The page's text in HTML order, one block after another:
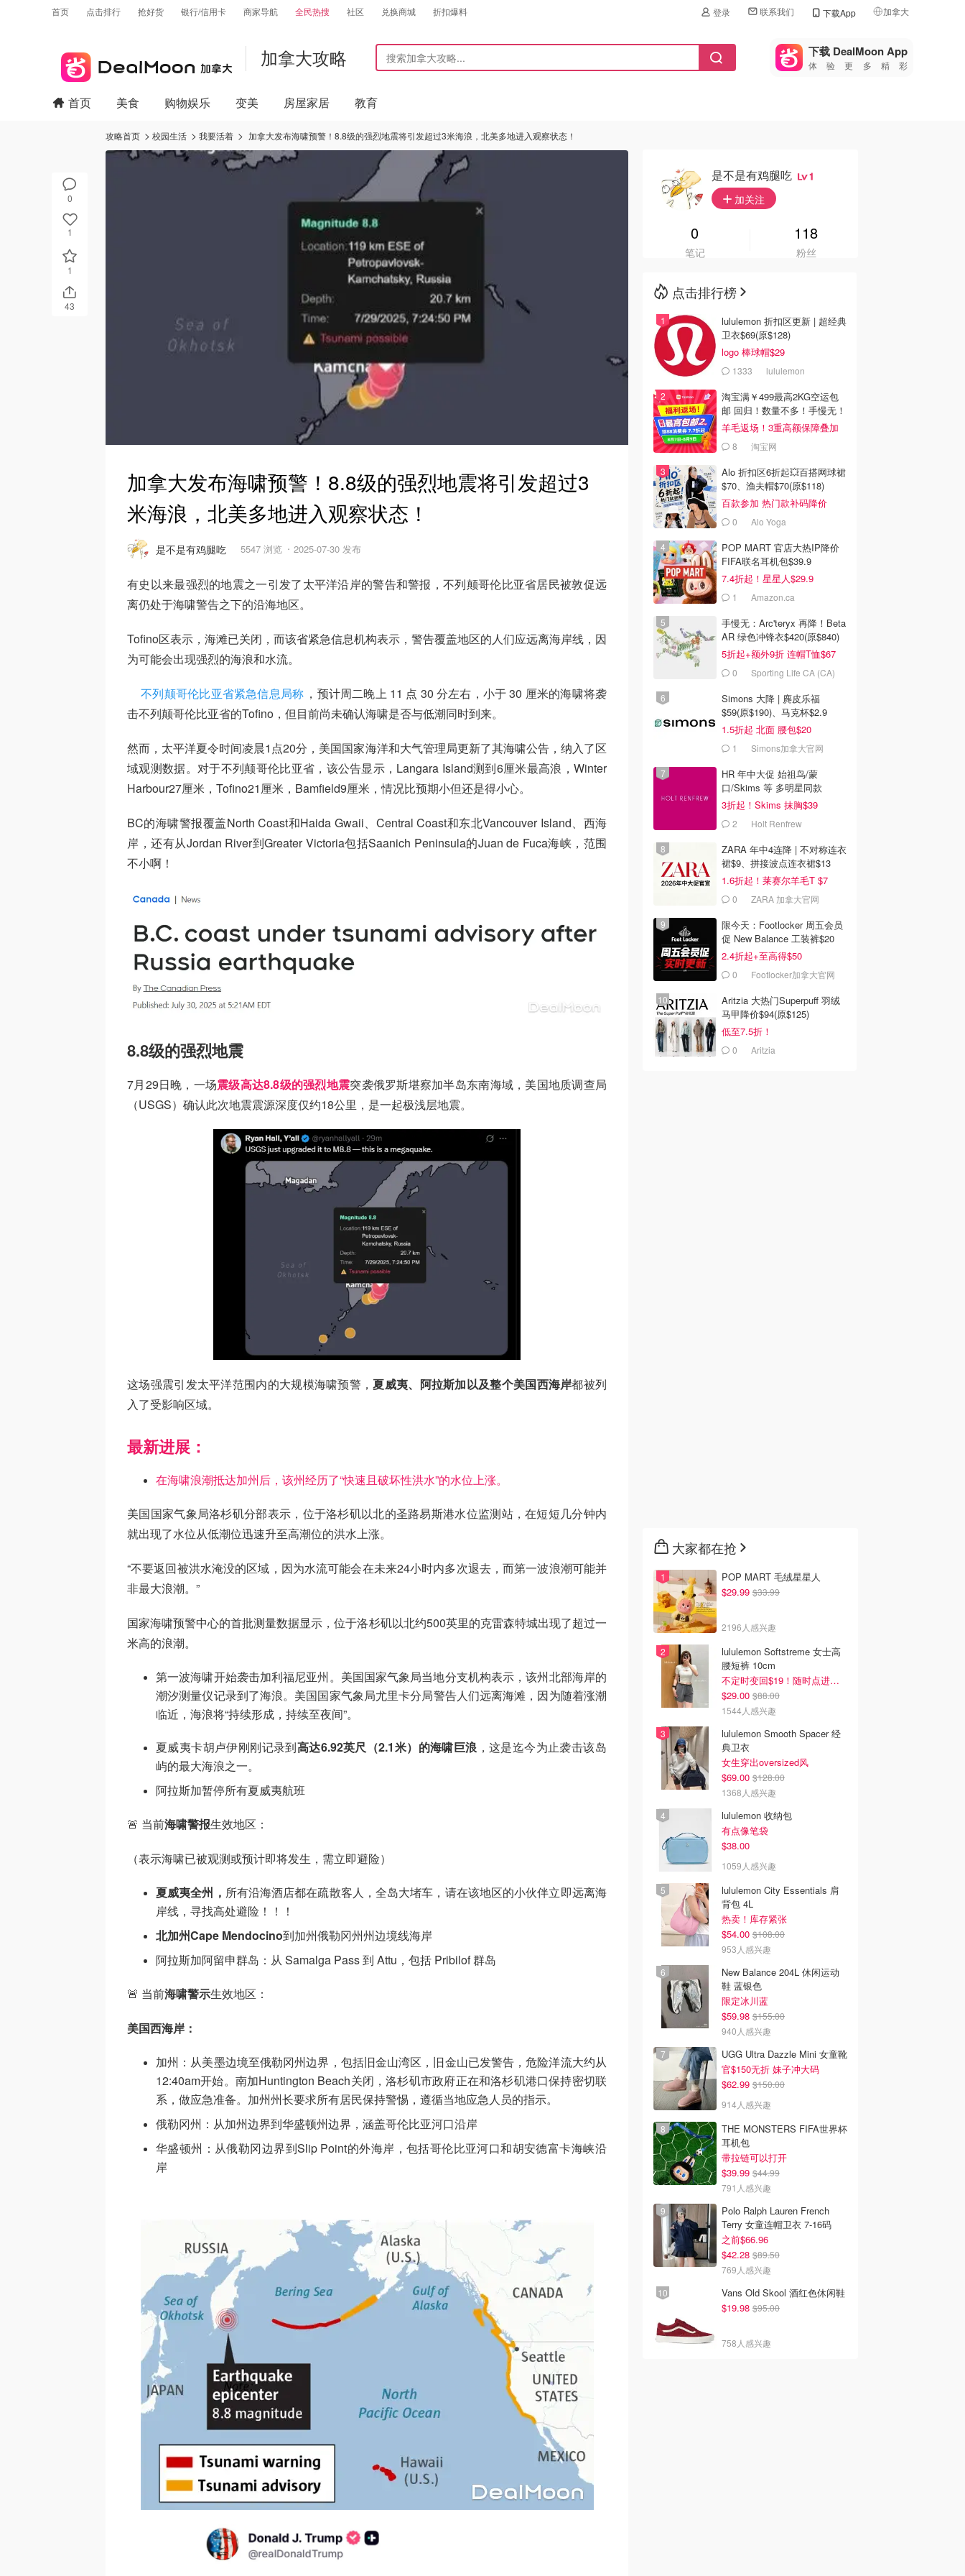
首页 点击排行 抢好货 银行/信用卡 商家导航 全民热搜 社区 兑换商城 折扣爆料 登录 联系我们 下载App 加拿大
🇺🇸
美国
🇨🇳中国
🇩🇪
🇮🇹
🇦🇺
加拿大攻略 下载 DealMoon App
体验更多精彩
0
1
1
43
首页 美食 购物娱乐 变美 房屋家居 教育
攻略首页 校园生活 我要活着 加拿大发布海啸预警！8.8级的强烈地震将引发超过3米海浪，北美多地进入观察状态！
加拿大发布海啸预警！8.8级的强烈地震将引发超过3
米海浪，北美多地进入观察状态！
是不是有鸡腿吃 5547 浏览 2025-07-30 发布
有史以来最强烈的地震之一引发了太平洋沿岸的警告和警报，不列颠哥伦比亚省居民被敦促远
离仍处于海啸警告之下的沿海地区。
Tofino区表示，海滩已关闭，而该省紧急信息机构表示，警告覆盖地区的人们应远离海岸线，因
为可能会出现强烈的海浪和水流。
不列颠哥伦比亚省紧急信息局称 ，预计周二晚上 11 点 30 分左右，小于 30 厘米的海啸将袭
击不列颠哥伦比亚省的Tofino，但目前尚未确认海啸是否与低潮同时到来。
然而，太平洋夏令时间凌晨1点20分，美国国家海洋和大气管理局更新了其海啸公告，纳入了区
域观测数据。对于不列颠哥伦比亚省，该公告显示，Langara Island测到6厘米最高浪，Winter
Harbour27厘米，Tofino21厘米，Bamfield9厘米，情况比预期小但还是得小心。
BC的海啸警报覆盖North Coast和Haida Gwaii、Central Coast和东北Vancouver Island、西海
岸，还有从Jordan River到Greater Victoria包括Saanich Peninsula的Juan de Fuca海峡，范围
不小啊！
8.8级的强烈地震
7月29日晚，一场震级高达8.8级的强烈地震突袭俄罗斯堪察加半岛东南海域，美国地质调查局
（USGS）确认此次地震震源深度仅约18公里，是一起极浅层地震。
这场强震引发太平洋范围内的大规模海啸预警，夏威夷、阿拉斯加以及整个美国西海岸都被列
入了受影响区域。
最新进展：
在海啸浪潮抵达加州后，该州经历了“快速且破坏性洪水”的水位上涨。
美国国家气象局洛杉矶分部表示，位于洛杉矶以北的圣路易斯港水位监测站，在短短几分钟内
就出现了水位从低潮位迅速升至高潮位的洪水上涨。
“不要返回被洪水淹没的区域，因为水流可能会在未来24小时内多次退去，而第一波浪潮可能并
非最大浪潮。”
国家海啸预警中心的首批测量数据显示，位于洛杉矶以北约500英里的克雷森特城出现了超过一
米高的浪潮。
第一波海啸开始袭击加利福尼亚州。 美国国家气象局当地分支机构表示，该州北部海岸的
潮汐测量仪记录到了海浪。美国国家气象局尤里卡分局警告人们远离海滩，因为随着涨潮
临近，海浪将“持续形成，持续至夜间”。
夏威夷卡胡卢伊刚刚记录到高达6.92英尺（2.1米）的海啸巨浪 ，这是迄今为止袭击该岛
屿的最大海浪之一。
阿拉斯加暂停所有夏威夷航班
🚨 当前海啸警报生效地区：
（表示海啸已被观测或预计即将发生，需立即避险）
夏威夷全州， 所有沿海酒店都在疏散客人，全岛大堵车，请在该地区的小伙伴立即远离海
岸线，寻找高处避险！！！
北加州Cape Mendocino到加州俄勒冈州州边境线海岸
阿拉斯加阿留申群岛：从 Samalga Pass 到 Attu，包括 Pribilof 群岛
🚨 当前海啸警示生效地区：
美国西海岸：
加州：从美墨边境至俄勒冈州边界，包括旧金山湾区，旧金山已发警告，危险洋流大约从
12:40am开始。南加Huntington Beach关闭，洛杉矶市政府正在和洛杉矶港口保持密切联
系，做应急准备。加州州长要求所有居民保持警惕，遵循当地应急人员的指示。
俄勒冈州：从加州边界到华盛顿州边界，涵盖哥伦比亚河口沿岸
华盛顿州：从俄勒冈边界到Slip Point的外海岸，包括哥伦比亚河口和胡安德富卡海峡沿
岸
是不是有鸡腿吃 1
加关注
0
笔记
118
粉丝
点击排行榜
lululemon 折扣区更新 | 超经典
卫衣$69(原$128)
logo 棒球帽$29
1333 lululemon
淘宝满￥499最高2KG空运包
邮 回归！数量不多！手慢无！
羊毛返场！3重高额保障叠加
8 淘宝网
Alo 折扣区6折起💥百搭网球裙
$70、渔夫帽$70(原$118)
百款参加 热门款补码降价
0 Alo Yoga
POP MART 官店大热IP降价
FIFA联名耳机包$39.9
7.4折起！星星人$29.9
1 Amazon.ca
手慢无：Arc'teryx 再降！Beta
AR 绿色冲锋衣$420(原$840)
5折起+额外9折 连帽T恤$67
0 Sporting Life CA (CA)
Simons 大降 | 麂皮乐福
$59(原$190)、马克杯$2.9
1.5折起 北面 腰包$20
1 Simons加拿大官网
HR 年中大促 始祖鸟/蒙
口/Skims 等 多明星同款
3折起！Skims 抹胸$39
2 Holt Renfrew
ZARA 年中4连降 | 不对称连衣
裙$9、拼接波点连衣裙$13
1.6折起！莱赛尔羊毛T $7
0 ZARA 加拿大官网
限今天：Footlocker 周五会员
促 New Balance 工装裤$20
2.4折起+至高得$50
0 Footlocker加拿大官网
Aritzia 大热门Superpuff 羽绒
马甲降价$94(原$125)
低至7.5折！
0 Aritzia
大家都在抢
POP MART 毛绒星星人
$29.99 $33.99
2196人感兴趣
lululemon Softstreme 女士高
腰短裤 10cm
不定时变回$19！随时点进来看
$29.00 $88.00
1544人感兴趣
lululemon Smooth Spacer 经
典卫衣
女生穿出oversized风
$69.00 $128.00
1368人感兴趣
lululemon 收纳包
有点像笔袋
$38.00
1059人感兴趣
lululemon City Essentials 肩
背包 4L
热卖！库存紧张
$54.00 $108.00
953人感兴趣
New Balance 204L 休闲运动
鞋 蓝银色
限定冰川蓝
$59.98 $155.00
940人感兴趣
UGG Ultra Dazzle Mini 女童靴
官$150无折 妹子冲大码
$62.99 $150.00
914人感兴趣
THE MONSTERS FIFA世界杯
耳机包
带拉链可以打开
$39.99 $44.99
791人感兴趣
Polo Ralph Lauren French
Terry 女童连帽卫衣 7-16码
之前$66.96
$42.28 $89.50
769人感兴趣
Vans Old Skool 酒红色休闲鞋
$19.98 $95.00
758人感兴趣